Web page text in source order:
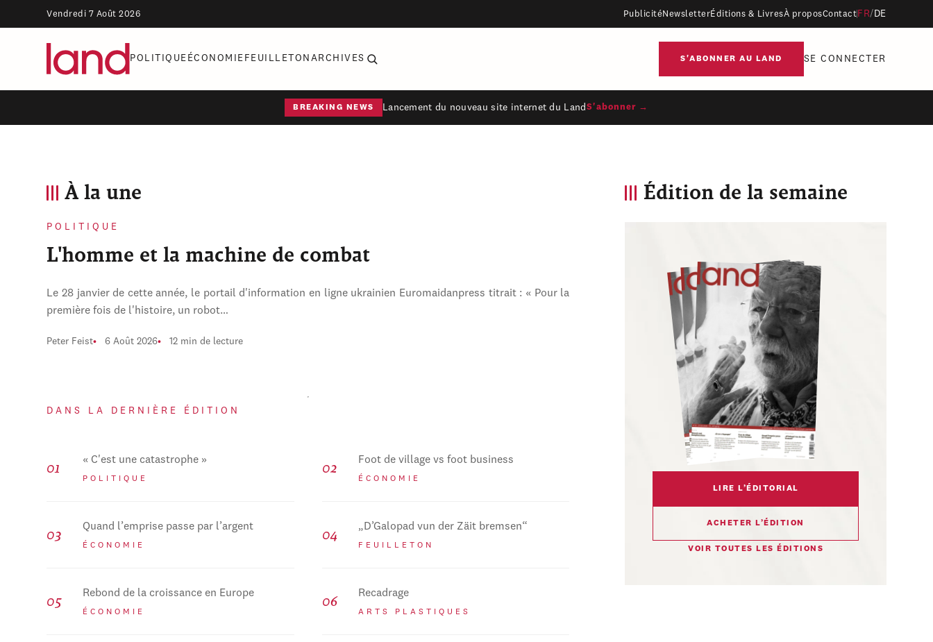
Vendredi 7 Août 2026 Publicité NewsletterÉditions & LivresÀ proposContact FR/ DE
POLITIQUE ÉCONOMIE FEUILLETON ARCHIVES S'ABONNER AU LAND SE CONNECTER
BREAKING NEWS Lancement du nouveau site internet du Land S'abonner →
À la une
POLITIQUE
L'homme et la machine de combat
Le 28 janvier de cette année, le portail d'information en ligne ukrainien Euromaidanpress titrait : « Pour la
première fois de l'histoire, un robot…
Peter Feist 6 Août 2026 12 min de lecture
DANS LA DERNIÈRE ÉDITION
« C'est une catastrophe »
POLITIQUE
Foot de village vs foot business
ÉCONOMIE
Quand l’emprise passe par l’argent
ÉCONOMIE
„D’Galopad vun der Zäit bremsen“
FEUILLETON
Rebond de la croissance en Europe
ÉCONOMIE
Recadrage
ARTS PLASTIQUES
Édition de la semaine
LIRE L’ÉDITORIAL
ACHETER L’ÉDITION
VOIR TOUTES LES ÉDITIONS